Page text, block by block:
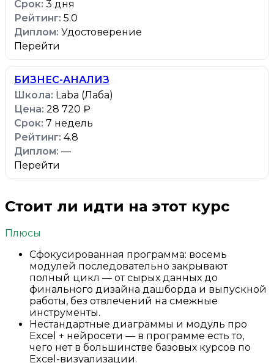
3 дня
5.0
Удостоверение
Перейти
БИЗНЕС-АНАЛИЗ
Laba (Лаба)
28 720 ₽
7 недель
4.8
—
Перейти
Стоит ли идти на этот курс
Плюсы
Сфокусированная программа: восемь
модулей последовательно закрывают
полный цикл — от сырых данных до
финального дизайна дашборда и выпускной
работы, без отвлечений на смежные
инструменты.
Нестандартные диаграммы и модуль про
Excel + нейросети — в программе есть то,
чего нет в большинстве базовых курсов по
Excel-визуализации.